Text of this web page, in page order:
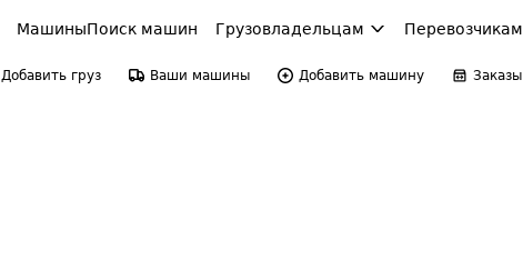
МашиныПоиск машин Грузовладельцам Перевозчикам
Добавить груз Ваши машины Добавить машину Заказы